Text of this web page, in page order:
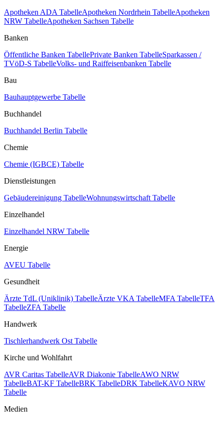
Apotheken ADA TabelleApotheken Nordrhein TabelleApotheken
NRW TabelleApotheken Sachsen Tabelle
Banken
Öffentliche Banken TabellePrivate Banken TabelleSparkassen /
TVöD-S TabelleVolks- und Raiffeisenbanken Tabelle
Bau
Bauhauptgewerbe Tabelle
Buchhandel
Buchhandel Berlin Tabelle
Chemie
Chemie (IGBCE) Tabelle
Dienstleistungen
Gebäudereinigung TabelleWohnungswirtschaft Tabelle
Einzelhandel
Einzelhandel NRW Tabelle
Energie
AVEU Tabelle
Gesundheit
Ärzte TdL (Uniklinik) TabelleÄrzte VKA TabelleMFA TabelleTFA
TabelleZFA Tabelle
Handwerk
Tischlerhandwerk Ost Tabelle
Kirche und Wohlfahrt
AVR Caritas TabelleAVR Diakonie TabelleAWO NRW
TabelleBAT-KF TabelleBRK TabelleDRK TabelleKAVO NRW
Tabelle
Medien